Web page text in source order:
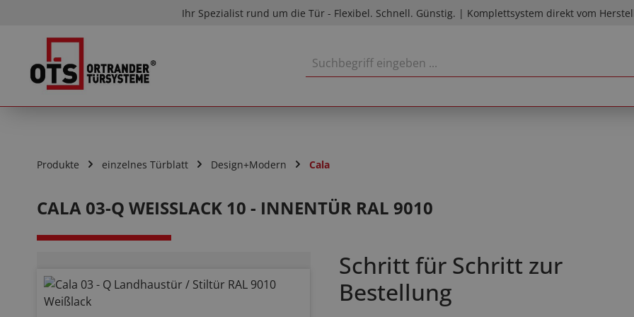
Zur Hauptnavigation springenIhr Spezialist rund um die Tür - Flexibel. Schnell. Günstig. | Komplettsystem direkt vom
Produkte einzelnes Türblatt Design+Modern Cala
CALA 03-Q WEISSLACK 10 - INNENTÜR RAL 9010
Bildergalerie überspringen
Schritt für Schritt zur
Bestellung